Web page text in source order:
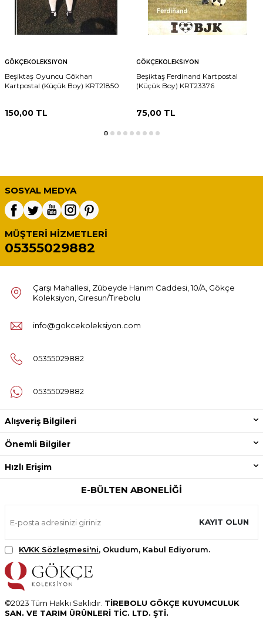
GÖKÇEKOLEKSIYON
Beşiktaş Oyuncu Gökhan
Kartpostal (Küçük Boy) KRT21850
150,00 TL
GÖKÇEKOLEKSIYON
Beşiktaş Ferdinand Kartpostal
(Küçük Boy) KRT23376
75,00TL
SOSYAL MEDYA
MÜŞTERI HIZMETLERI
05355029882
Çarşı Mahallesi, Zübeyde Hanım Caddesi, 10/A, Gökçe
Koleksiyon, Giresun/Tirebolu
info@gokcekoleksiyon.com
05355029882
05355029882
Alışveriş Bilgileri
Önemli Bilgiler
Hızlı Erişim
E-BÜLTEN ABONELIĞI
KAYIT OLUN
KVKK Sözleşmesi'ni, Okudum, Kabul Ediyorum.
©2023 Tüm Hakkı Saklıdır. TİREBOLU GÖKÇE KUYUMCULUK
SAN. VE TARIM ÜRÜNLERİ TİC. LTD. ŞTİ.